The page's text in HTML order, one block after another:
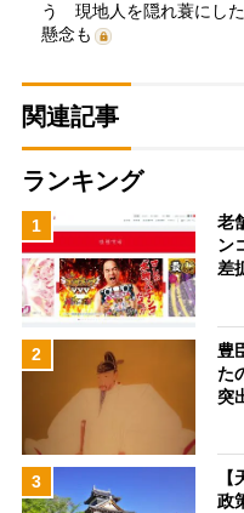
う 現地人を隠れ蓑にし
懸念も
関連記事
ランキング
1
老
ン
差
2
豊
た
突
3
政